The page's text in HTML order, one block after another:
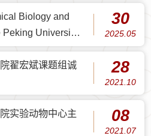
Biology and
University
Global
Positions
30
2025.05
翟宏斌课题组诚
28
2021.10
实验动物中心主
08
2021.07